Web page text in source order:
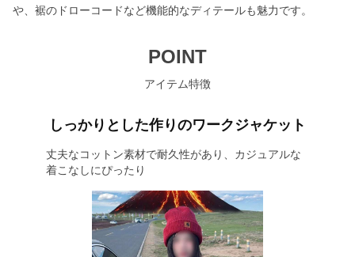
や、裾のドローコードなど機能的なディテールも魅力です。
POINT
アイテム特徴
しっかりとした作りのワークジャケット
丈夫なコットン素材で耐久性があり、カジュアルな
着こなしにぴったり